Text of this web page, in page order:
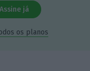
Assine já
os planos